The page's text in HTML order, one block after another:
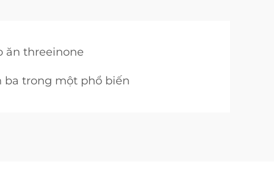
ăn threeinone
ba trong một phổ biến